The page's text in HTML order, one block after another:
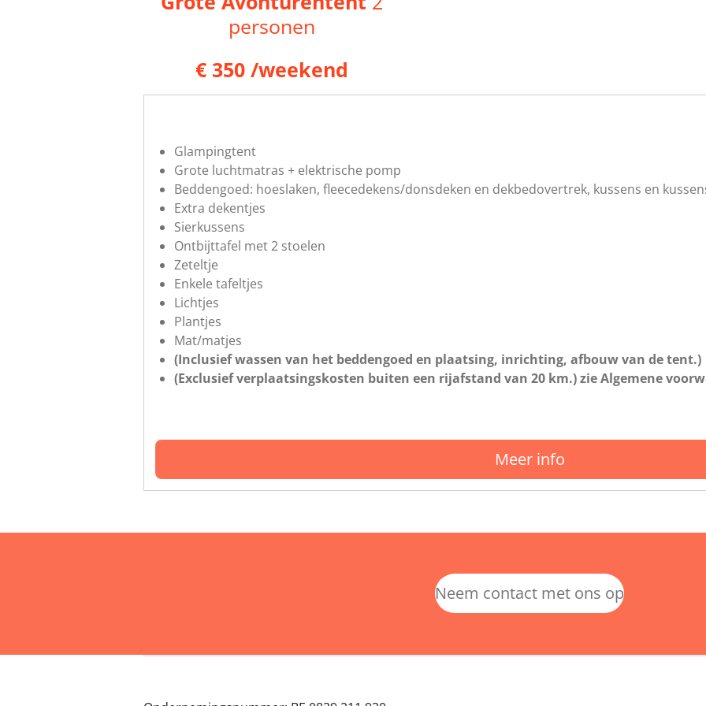
personen
€ 350 /weekend
Glampingtent
Grote luchtmatras + elektrische pomp
Beddengoed: hoeslaken, fleecedekens/donsdeken en dekbedovertrek, kussens en
Extra dekentjes
Sierkussens
Ontbijttafel met 2 stoelen
Zeteltje
Enkele tafeltjes
Lichtjes
Plantjes
Mat/matjes
(Inclusief wassen van het beddengoed en plaatsing, inrichting, afbouw van de tent.)
(Exclusief verplaatsingskosten buiten een rijafstand van 20 km.) zie Algemene
Meer info
Neem contact met ons op